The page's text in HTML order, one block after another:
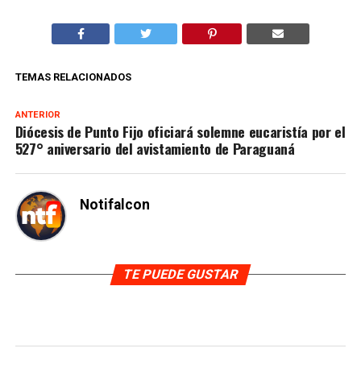
TEMAS RELACIONADOS
ANTERIOR
Diócesis de Punto Fijo oficiará solemne eucaristía por el
527° aniversario del avistamiento de Paraguaná
Notifalcon
TE PUEDE GUSTAR